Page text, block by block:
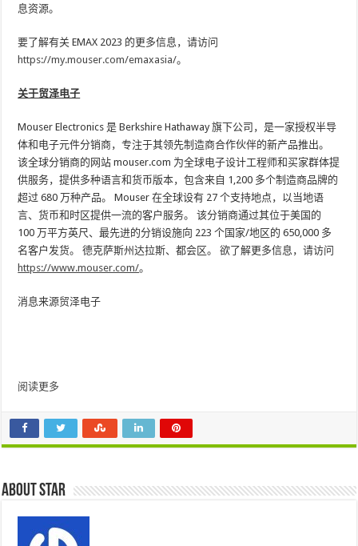
息资源。
要了解有关 EMAX 2023 的更多信息，请访问
https://my.mouser.com/emaxasia/。
关于贸泽电子
Mouser Electronics 是 Berkshire Hathaway 旗下公司，是一家授权半导
体和电子元件分销商，专注于其领先制造商合作伙伴的新产品推出。
该全球分销商的网站 mouser.com 为全球电子设计工程师和买家群体提
供服务，提供多种语言和货币版本，包含来自 1,200 多个制造商品牌的
超过 680 万种产品。 Mouser 在全球设有 27 个支持地点，以当地语
言、货币和时区提供一流的客户服务。 该分销商通过其位于美国的
100 万平方英尺、最先进的分销设施向 223 个国家/地区的 650,000 多
名客户发货。德克萨斯州达拉斯、都会区。 欲了解更多信息，请访问
https://www.mouser.com/。
消息来源贸泽电子
阅读更多
About star